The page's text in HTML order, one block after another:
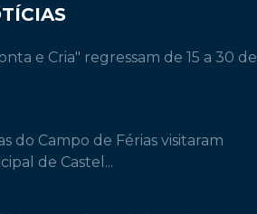
e Cria" regressam de 15 a 30 de
do Campo de Férias visitaram
de Castel...